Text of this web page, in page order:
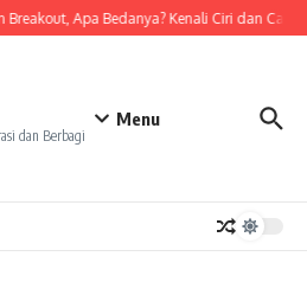
Apa Bedanya? Kenali Ciri dan Cara
dan Berbagi
Menu